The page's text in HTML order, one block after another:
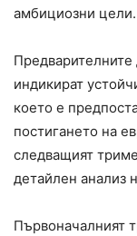
амбициозни цели.
Предварителните
индикират
което е
постигането на
следващият
детайлен анализ
Първоначалният